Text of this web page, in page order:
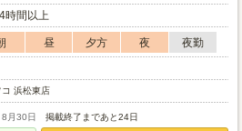
時間以上
昼 夕方 夜
夜勤
コ 浜松東店
月30日 掲載終了まであと24日